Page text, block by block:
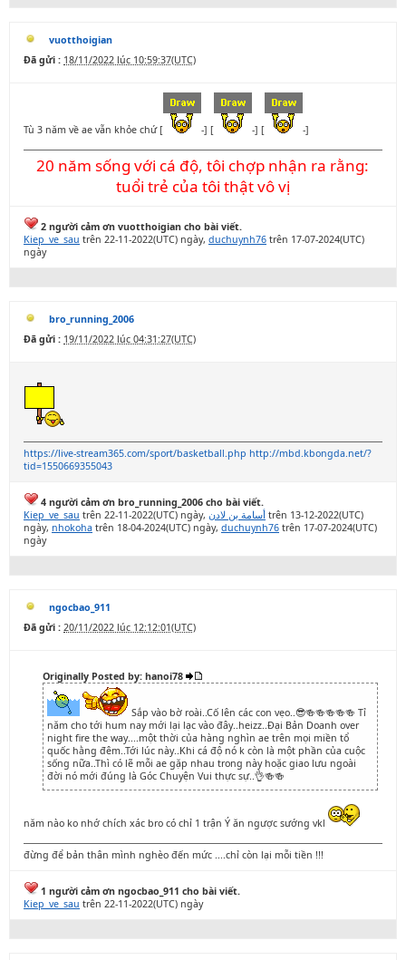
vuotthoigian
Đã gửi : 18/11/2022 lúc 10:59:37(UTC)
Tù 3 năm về ae vẫn khỏe chứ [ -] [ -] [ -]
20 năm sống với cá độ, tôi chợp nhận ra rằng:
tuổi trẻ của tôi thật vô vị
2 người cảm ơn vuotthoigian cho bài viết.
Kiep_ve_sau trên 22-11-2022(UTC) ngày, duchuynh76 trên 17-07-2024(UTC)
ngày
bro_running_2006
Đã gửi : 19/11/2022 lúc 04:31:27(UTC)
https://live-stream365.com/sport/basketball.php http://mbd.kbongda.net/?
tid=1550669355043
4 người cảm ơn bro_running_2006 cho bài viết.
Kiep_ve_sau trên 22-11-2022(UTC) ngày, أسامة بن لادن trên 13-12-2022(UTC)
ngày, nhokoha trên 18-04-2024(UTC) ngày, duchuynh76 trên 17-07-2024(UTC)
ngày
ngocbao_911
Đã gửi : 20/11/2022 lúc 12:12:01(UTC)
Originally Posted by: hanoi78
Sắp vào bờ roài..Cố lên các con vẹo..😎🍻🍻🍻🍻🍻 Tỉ
năm cho tới hum nay mới lại lạc vào đây..heizz..Đại Bản Doanh over
night fire the way....một thời của hàng nghìn ae trên mọi miền tổ
quốc hằng đêm..Tới lúc này..Khi cá độ nó k còn là một phần của cuộc
sống nữa..Thì có lẽ mỗi ae gặp nhau trong này hoặc giao lưu ngoài
đời nó mới đúng là Góc Chuyện Vui thực sự..👌🍻🍻
năm nào ko nhớ chích xác bro có chỉ 1 trận Ý ăn ngược sướng vkl
đừng để bản thân mình nghèo đến mức ....chỉ còn lại mỗi tiền !!!
1 người cảm ơn ngocbao_911 cho bài viết.
Kiep_ve_sau trên 22-11-2022(UTC) ngày